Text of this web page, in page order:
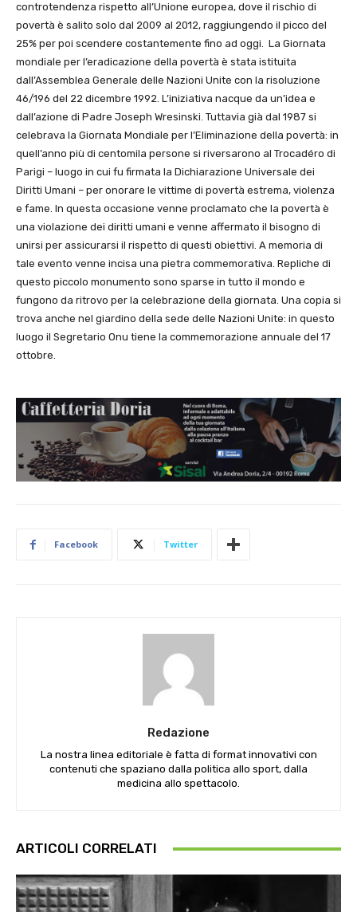
controtendenza rispetto all’Unione europea, dove il rischio di
povertà è salito solo dal 2009 al 2012, raggiungendo il picco del
25% per poi scendere costantemente fino ad oggi. La Giornata
mondiale per l’eradicazione della povertà è stata istituita
dall’Assemblea Generale delle Nazioni Unite con la risoluzione
46/196 del 22 dicembre 1992. L’iniziativa nacque da un’idea e
dall’azione di Padre Joseph Wresinski. Tuttavia già dal 1987 si
celebrava la Giornata Mondiale per l’Eliminazione della povertà: in
quell’anno più di centomila persone si riversarono al Trocadéro di
Parigi – luogo in cui fu firmata la Dichiarazione Universale dei
Diritti Umani – per onorare le vittime di povertà estrema, violenza
e fame. In questa occasione venne proclamato che la povertà è
una violazione dei diritti umani e venne affermato il bisogno di
unirsi per assicurarsi il rispetto di questi obiettivi. A memoria di
tale evento venne incisa una pietra commemorativa. Repliche di
questo piccolo monumento sono sparse in tutto il mondo e
fungono da ritrovo per la celebrazione della giornata. Una copia si
trova anche nel giardino della sede delle Nazioni Unite: in questo
luogo il Segretario Onu tiene la commemorazione annuale del 17
ottobre.
Facebook Twitter
Redazione
La nostra linea editoriale è fatta di format innovativi con
contenuti che spaziano dalla politica allo sport, dalla
medicina allo spettacolo.
ARTICOLI CORRELATI